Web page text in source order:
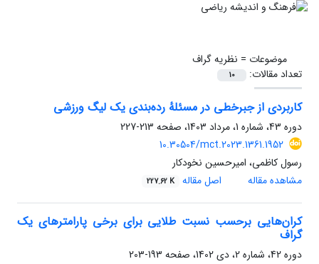
موضوعات = نظریه گراف
تعداد مقالات:
10
کاربردی از جبرخطی در مسئلهٔ رده‌بندی یک لیگ ورزشی
دوره 43، شماره 1، مرداد 1403، صفحه
213-227
10.30504/mct.2023.1361.1952
رسول کاظمی، امیرحسین نخودکار
مشاهده مقاله
اصل مقاله 227.62 K
کران‌هایی برحسب نسبت طلایی برای برخی پارامترهای یک
گراف
دوره 42، شماره 2، دی 1402، صفحه
193-203